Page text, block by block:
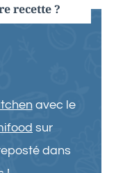
recette ?
avec le
sur
dans